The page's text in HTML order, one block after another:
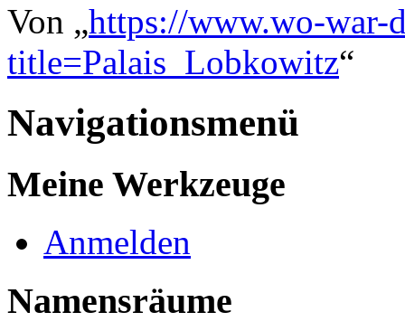
Von „https://www.wo-war-
title=Palais_Lobkowitz“
Navigationsmenü
Meine Werkzeuge
Anmelden
Namensräume